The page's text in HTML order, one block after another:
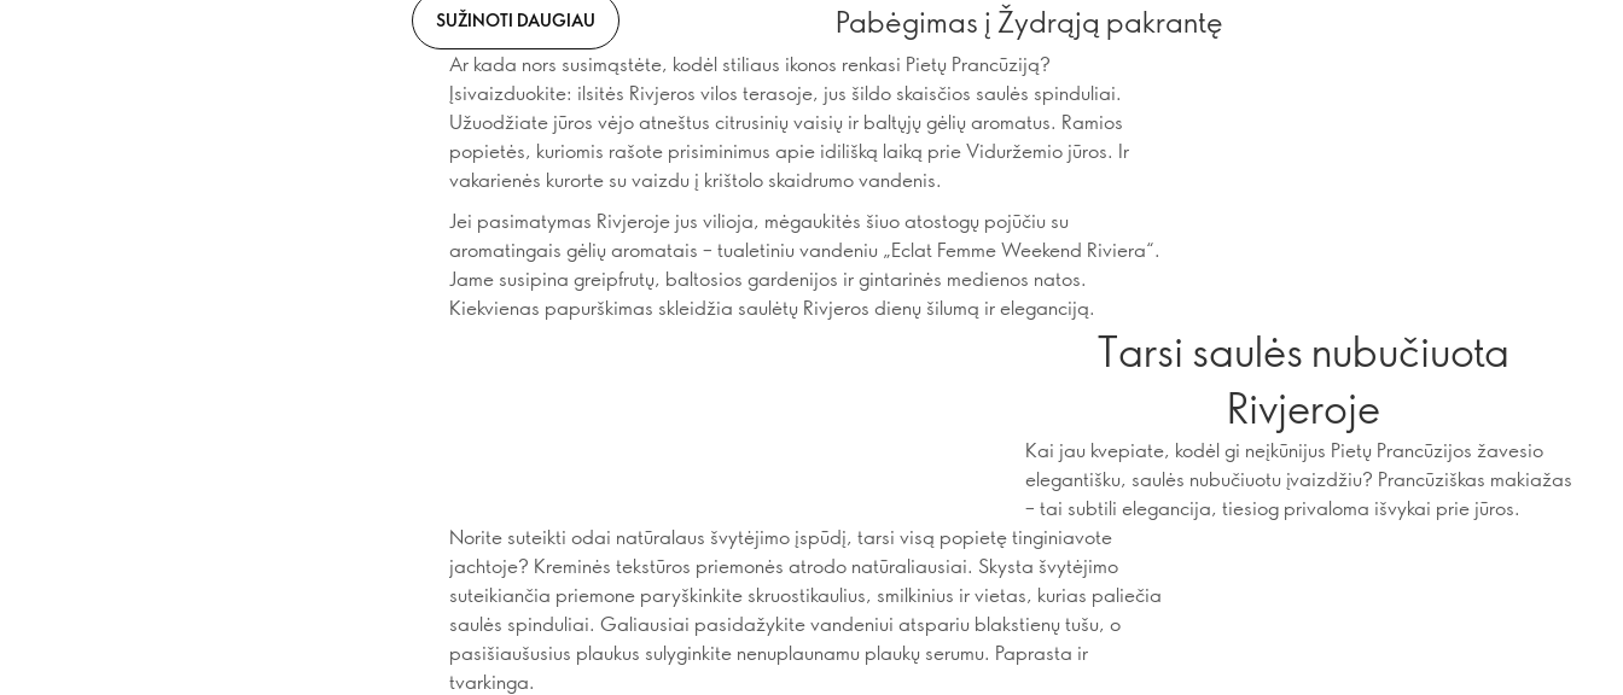
SUŽINOTI DAUGIAU Pabėgimas į Žydrąją pakrantę
Ar kada nors susimąstėte, kodėl stiliaus ikonos renkasi Pietų Prancūziją?
Įsivaizduokite: ilsitės Rivjeros vilos terasoje, jus šildo skaisčios saulės spinduliai.
Užuodžiate jūros vėjo atneštus citrusinių vaisių ir baltųjų gėlių aromatus. Ramios
popietės, kuriomis rašote prisiminimus apie idilišką laiką prie Viduržemio jūros. Ir
vakarienės kurorte su vaizdu į krištolo skaidrumo vandenis.
Jei pasimatymas Rivjeroje jus vilioja, mėgaukitės šiuo atostogų pojūčiu su
aromatingais gėlių aromatais – tualetiniu vandeniu „Eclat Femme Weekend Riviera“.
Jame susipina greipfrutų, baltosios gardenijos ir gintarinės medienos natos.
Kiekvienas papurškimas skleidžia saulėtų Rivjeros dienų šilumą ir eleganciją.
Tarsi saulės nubučiuota
Rivjeroje
Kai jau kvepiate, kodėl gi neįkūnijus Pietų Prancūzijos žavesio
elegantišku, saulės nubučiuotu įvaizdžiu? Prancūziškas makiažas
– tai subtili elegancija, tiesiog privaloma išvykai prie jūros.
Norite suteikti odai natūralaus švytėjimo įspūdį, tarsi visą popietę tinginiavote
jachtoje? Kreminės tekstūros priemonės atrodo natūraliausiai. Skysta švytėjimo
suteikiančia priemone paryškinkite skruostikaulius, smilkinius ir vietas, kurias paliečia
saulės spinduliai. Galiausiai pasidažykite vandeniui atspariu blakstienų tušu, o
pasišiaušusius plaukus sulyginkite nenuplaunamu plaukų serumu. Paprasta ir
tvarkinga.